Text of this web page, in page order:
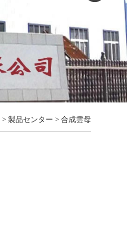
> 製品センター > 合成雲母